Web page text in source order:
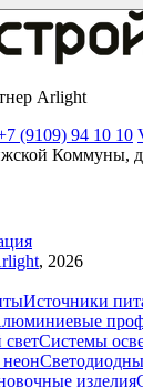
Arlight
(9109) 94 10 10
Коммуны,
, 2026
Источники
Системы
изделия